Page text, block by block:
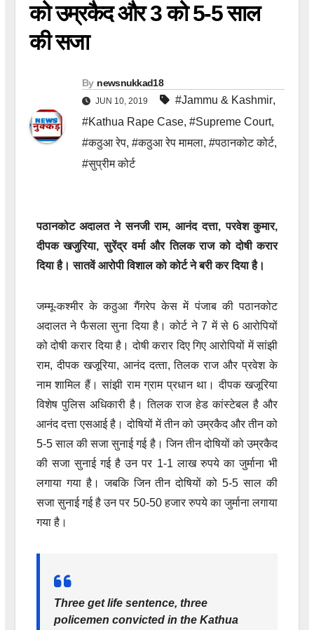
को उम्रकैद और 3 को 5-5 साल
की सजा
By newsnukkad18
JUN 10, 2019 #Jammu & Kashmir,
#Kathua Rape Case, #Supreme Court,
#कठुआ रेप, #कठुआ रेप मामला, #पठानकोट कोर्ट,
#सुप्रीम कोर्ट
पठानकोट अदालत ने सनजी राम, आनंद दत्ता, परवेश कुमार,
दीपक खजुरिया, सुरेंद्र वर्मा और तिलक राज को दोषी करार
दिया है। सातवें आरोपी विशाल को कोर्ट ने बरी कर दिया है।
जम्मू-कश्मीर के कठुआ गैंगरेप केस में पंजाब की पठानकोट
अदालत ने फैसला सुना दिया है। कोर्ट ने 7 में से 6 आरोपियों
को दोषी करार दिया है। दोषी करार दिए गिए आरोपियों में सांझी
राम, दीपक खजूरिया, आनंद दत्‍ता, तिलक राज और प्रवेश के
नाम शामिल हैं। सांझी राम ग्राम प्रधान था। दीपक खजूरिया
विशेष पुलिस अधिकारी है। तिलक राज हेड कांस्टेबल है और
आनंद दत्ता एसआई है। दोषियों में तीन को उम्रकैद और तीन को
5-5 साल की सजा सुनाई गई है। जिन तीन दोषियों को उम्रकैद
की सजा सुनाई गई है उन पर 1-1 लाख रुपये का जुर्माना भी
लगाया गया है। जबकि जिन तीन दोषियों को 5-5 साल की
सजा सुनाई गई है उन पर 50-50 हजार रुपये का जुर्माना लगाया
गया है।
Three get life sentence, three
policemen convicted in the Kathua